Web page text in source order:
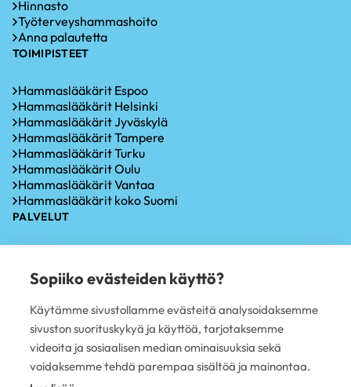
Hinnasto
Työterveyshammashoito
Anna palautetta
TOIMIPISTEET
Hammaslääkärit Espoo
Hammaslääkärit Helsinki
Hammaslääkärit Jyväskylä
Hammaslääkärit Tampere
Hammaslääkärit Turku
Hammaslääkärit Oulu
Hammaslääkärit Vantaa
Hammaslääkärit koko Suomi
PALVELUT
Iensairauksien hoito
Hammaskiven poisto
Oikomishoito
Hammasimplantti
Hampaiden paikkaus
Hampaan poisto
Sopiiko evästeiden käyttö?
Käytämme sivustollamme evästeitä analysoidaksemme
sivuston suorituskykyä ja käyttöä, tarjotaksemme
videoita ja sosiaalisen median ominaisuuksia sekä
voidaksemme tehdä parempaa sisältöä ja mainontaa.